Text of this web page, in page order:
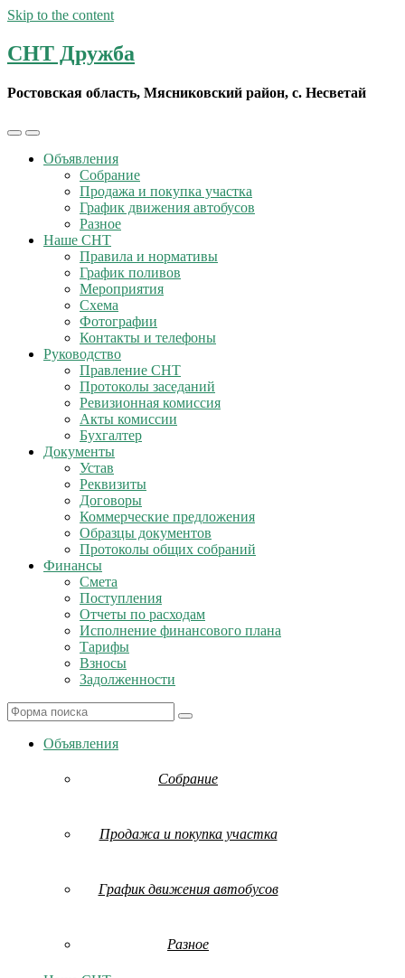
Skip to the content
СНТ Дружба
Ростовская область, Мясниковский район, с. Несветай
Toggle
mobile
Toggle
the
search
Объявления
Собрание
Продажа и покупка участка
График движения автобусов
Разное
Наше СНТ
Правила и нормативы
График поливов
Мероприятия
Схема
Фотографии
Контакты и телефоны
Руководство
Правление СНТ
Протоколы заседаний
Ревизионная комиссия
Акты комиссии
Бухгалтер
Документы
Устав
Реквизиты
Договоры
Коммерческие предложения
Образцы документов
Протоколы общих собраний
Финансы
Смета
Поступления
Отчеты по расходам
Исполнение финансового плана
Тарифы
Взносы
Задолженности
Search
Объявления
Собрание
Продажа и покупка участка
График движения автобусов
Разное